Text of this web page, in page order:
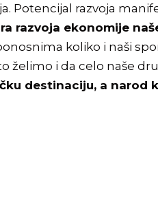
Potencijal razvoja
razvoja ekonomije
koliko i naši
želimo i da celo naše
destinaciju, a narod